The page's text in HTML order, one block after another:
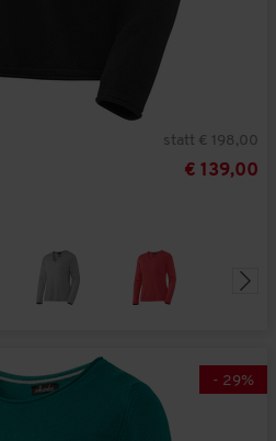
statt € 198,00
€ 139,00
- 29%